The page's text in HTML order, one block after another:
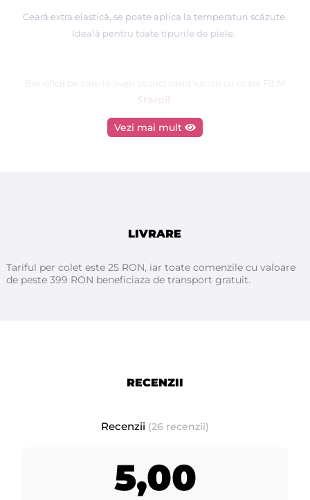
Ceară extra elastică, se poate aplica la temperaturi scăzute.
Ideală pentru toate tipurile de piele.
Beneficii pe care le aveti atunci cand lucrati cu ceara FILM
, foarte elastică , textura moale, epilare perfecta a
- Se trage ușor de pe piele, ceea ce reduce senzația de durere
- Se topeste foarte rapid
- Disponibilăîn diferite formate (ceara la cuburi, si granule)
mineral) CI 42090.
Fabricatăin Spania deMAYSTAR
2,268kg ceara FILM granule Starpil
punga de plastic cu zip (doypack)
Vezi mai mult
LIVRARE
Tariful per colet este 25 RON, iar toate comenzile cu valoare
de peste 399 RON beneficiaza de transport gratuit.
RECENZII
Recenzii (26 recenzii)
5,00